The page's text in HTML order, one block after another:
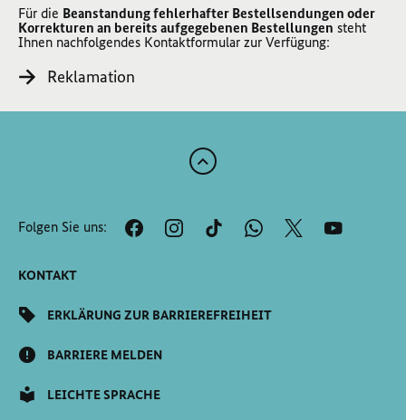
Für die Beanstandung fehlerhafter Bestellsendungen oder
Korrekturen an bereits aufgegebenen Bestellungen steht
Ihnen nachfolgendes Kontaktformular zur Verfügung:
Reklamation
Zum
der
Seite
Folgen Sie uns:
KONTAKT
ERKLÄRUNG ZUR BARRIEREFREIHEIT
BARRIERE MELDEN
LEICHTE SPRACHE